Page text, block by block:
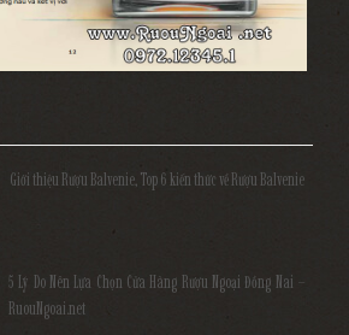
Giới thiệu Rượu Balvenie, Top 6 kiến thức về Rượu Balvenie
5 Lý Do Nên Lựa Chọn Cửa Hàng Rượu Ngoại Đồng Nai –
RuouNgoai.net